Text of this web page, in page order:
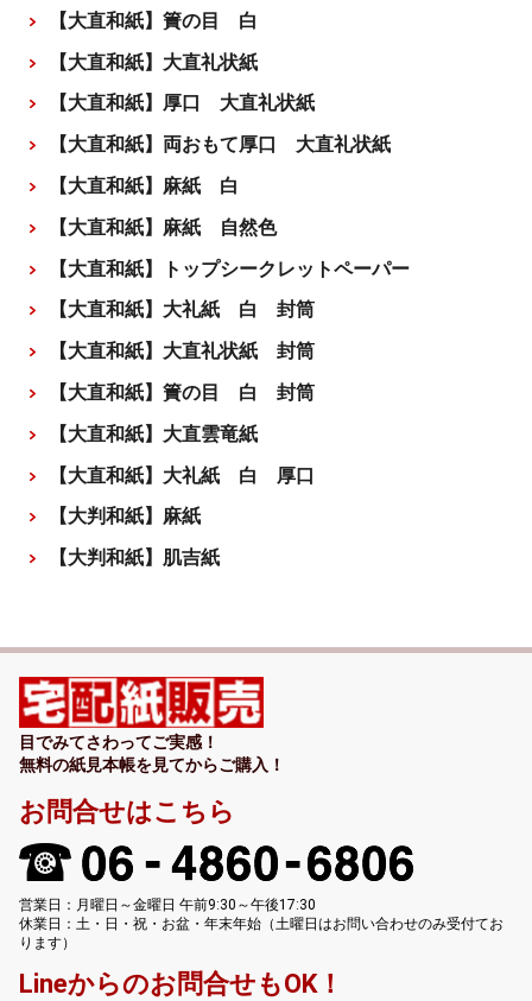
【大直和紙】簀の目 白
【大直和紙】大直礼状紙
【大直和紙】厚口 大直礼状紙
【大直和紙】両おもて厚口 大直礼状紙
【大直和紙】麻紙 白
【大直和紙】麻紙 自然色
【大直和紙】トップシークレットペーパー
【大直和紙】大礼紙 白 封筒
【大直和紙】大直礼状紙 封筒
【大直和紙】簀の目 白 封筒
【大直和紙】大直雲竜紙
【大直和紙】大礼紙 白 厚口
【大判和紙】麻紙
【大判和紙】肌吉紙
目でみてさわってご実感！
無料の紙見本帳を見てからご購入！
お問合せはこちら
営業日：月曜日～金曜日 午前9:30～午後17:30
休業日：土・日・祝・お盆・年末年始（土曜日はお問い合わせのみ受付てお
ります）
Lineからのお問合せもOK！